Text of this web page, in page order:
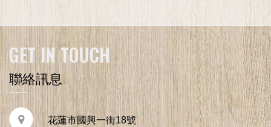
GET IN TOUCH
聯絡訊息
花蓮市國興一街18號